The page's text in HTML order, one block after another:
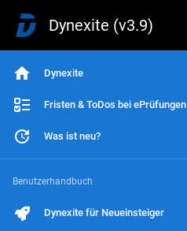
Dynexite (v3.9)
Dynexite
Fristen & ToDos bei ePrüfungen
Was ist neu?
Benutzerhandbuch
Dynexite für Neueinsteiger